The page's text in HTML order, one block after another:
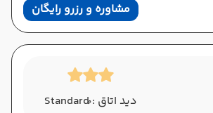
مشاوره و رزرو رایگان
دید اتاق : ُStandard